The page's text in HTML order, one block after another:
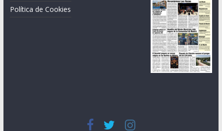
Política de Cookies